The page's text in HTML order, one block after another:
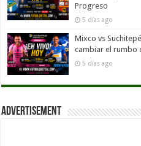
Progreso
5 días ago
Mixco vs
cambiar el rumbo
5 días ago
Advertisement